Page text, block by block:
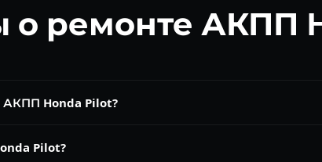
о ремонте АКПП
АКПП Honda Pilot?
₽, капремонт от 30 000 ₽.
Pilot?